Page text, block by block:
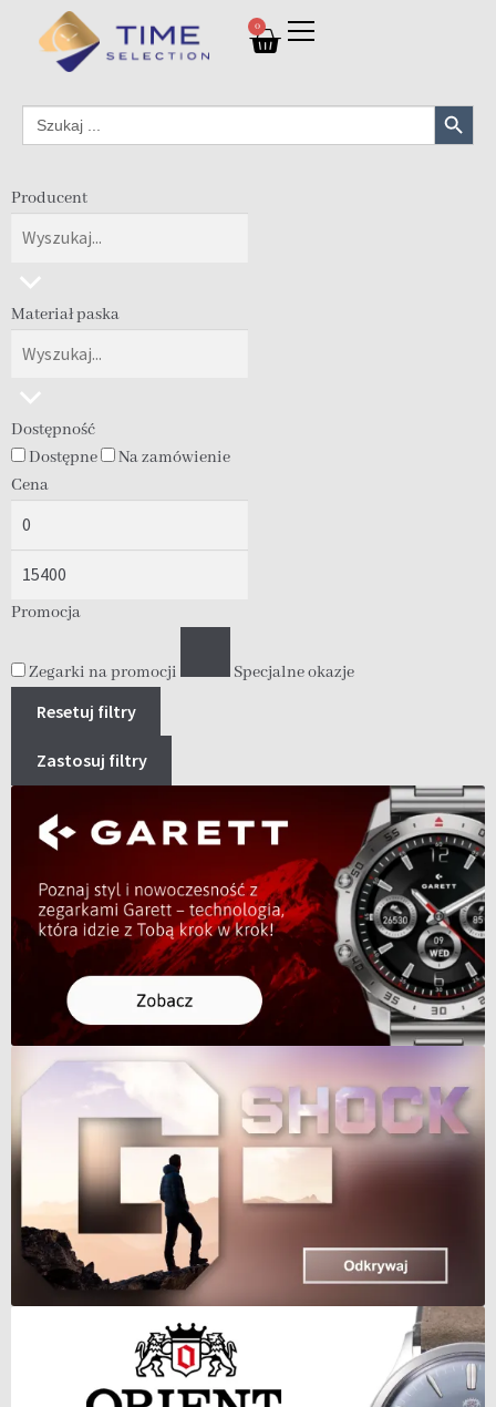
0
Search
for:
Search Button
Producent
Materiał paska
Dostępność
Dostępne
Na zamówienie
Cena
Promocja
Zegarki na promocji Specjalne okazje
Resetuj filtry
Zastosuj filtry